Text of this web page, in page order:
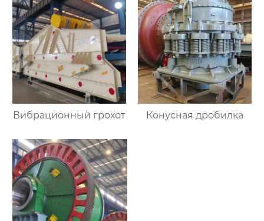
Вибрационный грохот Конусная дробилка